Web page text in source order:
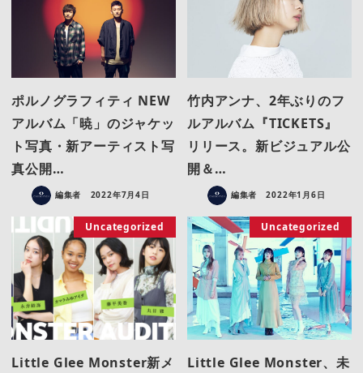
ポルノグラフィティ NEW
アルバム「暁」のジャケッ
ト写真・新アーティスト写
真公開…
編集者 2022年7月4日
竹内アンナ、2年ぶりのフ
ルアルバム『TICKETS』
リリース。新ビジュアル公
開＆…
編集者 2022年1月6日
Uncategorized
Little Glee Monster新メ
Uncategorized
Little Glee Monster、未